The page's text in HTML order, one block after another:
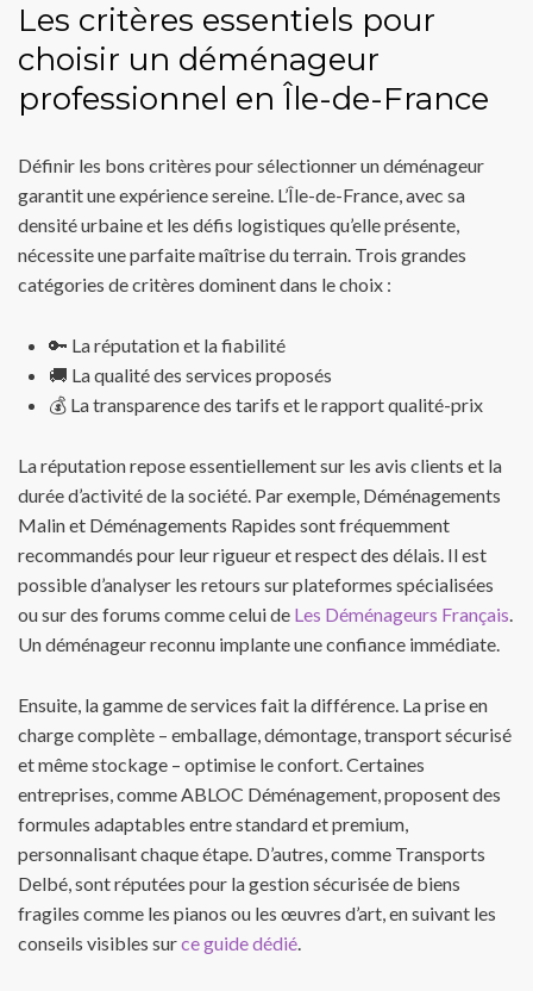
Les critères essentiels pour
choisir un déménageur
professionnel en Île-de-France
Définir les bons critères pour sélectionner un déménageur
garantit une expérience sereine. L’Île-de-France, avec sa
densité urbaine et les défis logistiques qu’elle présente,
nécessite une parfaite maîtrise du terrain. Trois grandes
catégories de critères dominent dans le choix :
🔑 La réputation et la fiabilité
🚚 La qualité des services proposés
💰 La transparence des tarifs et le rapport qualité-prix
La réputation repose essentiellement sur les avis clients et la
durée d’activité de la société. Par exemple, Déménagements
Malin et Déménagements Rapides sont fréquemment
recommandés pour leur rigueur et respect des délais. Il est
possible d’analyser les retours sur plateformes spécialisées
ou sur des forums comme celui de Les Déménageurs Français.
Un déménageur reconnu implante une confiance immédiate.
Ensuite, la gamme de services fait la différence. La prise en
charge complète – emballage, démontage, transport sécurisé
et même stockage – optimise le confort. Certaines
entreprises, comme ABLOC Déménagement, proposent des
formules adaptables entre standard et premium,
personnalisant chaque étape. D’autres, comme Transports
Delbé, sont réputées pour la gestion sécurisée de biens
fragiles comme les pianos ou les œuvres d’art, en suivant les
conseils visibles surce guide dédié.